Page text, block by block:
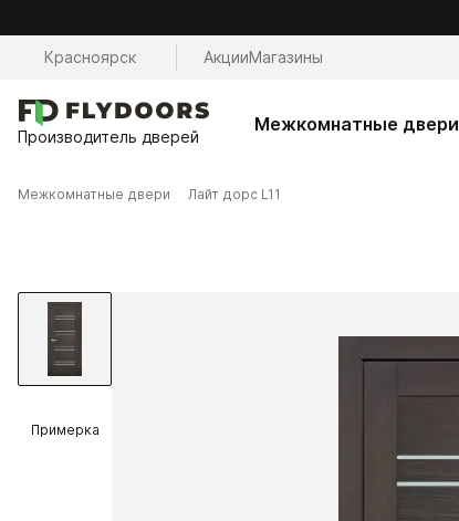
Красноярск АкцииМагазины
Производитель дверей
Межкомнатные двери
Межкомнатные двери Лайт дорс L11
Примерка